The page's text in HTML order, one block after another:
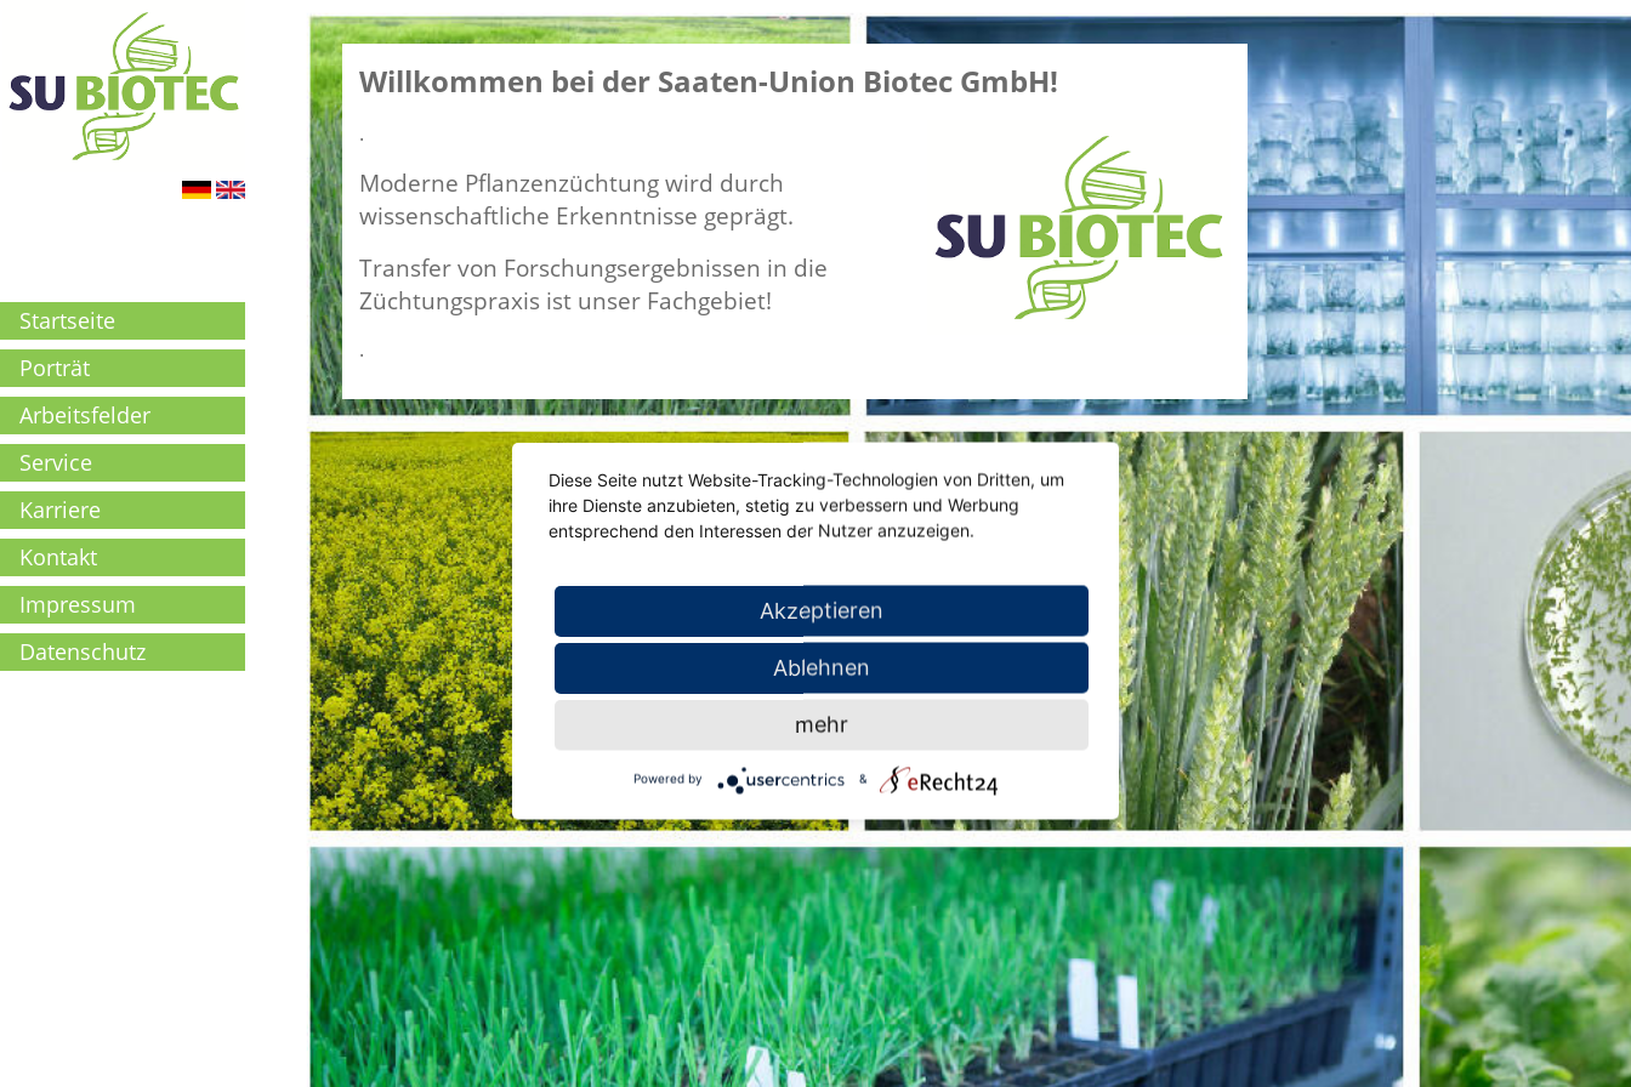
Startseite
Porträt
Arbeitsfelder
Service
Karriere
Kontakt
Impressum
Datenschutz
Willkommen bei der Saaten-Union Biotec GmbH!
.
Moderne Pflanzenzüchtung wird durch
wissenschaftliche Erkenntnisse geprägt.
Transfer von Forschungsergebnissen in die
Züchtungspraxis ist unser Fachgebiet!
.
Diese Seite nutzt Website-Tracking-Technologien von Dritten, um
ihre Dienste anzubieten, stetig zu verbessern und Werbung
entsprechend den Interessen der Nutzer anzuzeigen.
Akzeptieren
Ablehnen
mehr
Powered by &